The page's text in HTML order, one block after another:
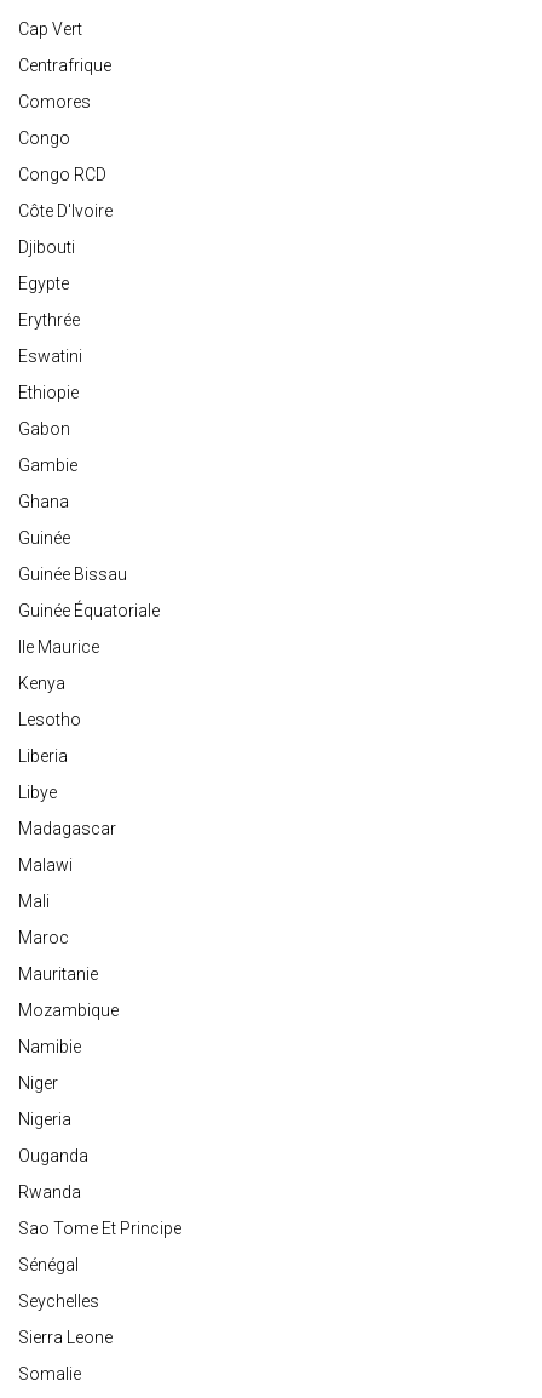
Cap Vert
Centrafrique
Comores
Congo
Congo RCD
Côte D'Ivoire
Djibouti
Egypte
Erythrée
Eswatini
Ethiopie
Gabon
Gambie
Ghana
Guinée
Guinée Bissau
Guinée Équatoriale
Ile Maurice
Kenya
Lesotho
Liberia
Libye
Madagascar
Malawi
Mali
Maroc
Mauritanie
Mozambique
Namibie
Niger
Nigeria
Ouganda
Rwanda
Sao Tome Et Principe
Sénégal
Seychelles
Sierra Leone
Somalie